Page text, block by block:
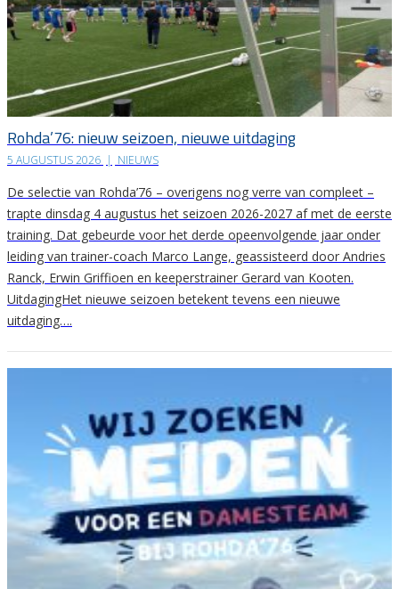
Rohda’76: nieuw seizoen, nieuwe uitdaging
5 AUGUSTUS 2026 | NIEUWS
De selectie van Rohda’76 – overigens nog verre van compleet –
trapte dinsdag 4 augustus het seizoen 2026-2027 af met de eerste
training. Dat gebeurde voor het derde opeenvolgende jaar onder
leiding van trainer-coach Marco Lange, geassisteerd door Andries
Ranck, Erwin Griffioen en keeperstrainer Gerard van Kooten.
UitdagingHet nieuwe seizoen betekent tevens een nieuwe
uitdaging….